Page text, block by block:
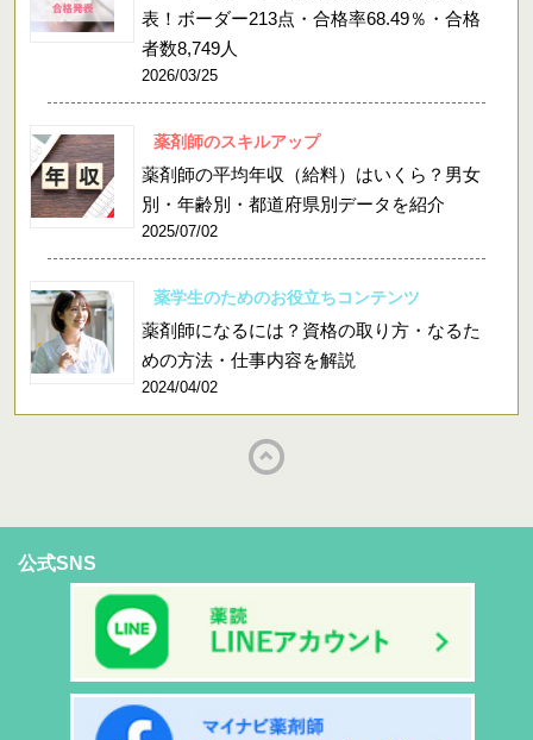
表！ボーダー213点・合格率68.49％・合格
者数8,749人
2026/03/25
薬剤師のスキルアップ
薬剤師の平均年収（給料）はいくら？男女
別・年齢別・都道府県別データを紹介
2025/07/02
薬学生のためのお役立ちコンテンツ
薬剤師になるには？資格の取り方・なるた
めの方法・仕事内容を解説
2024/04/02
公式SNS